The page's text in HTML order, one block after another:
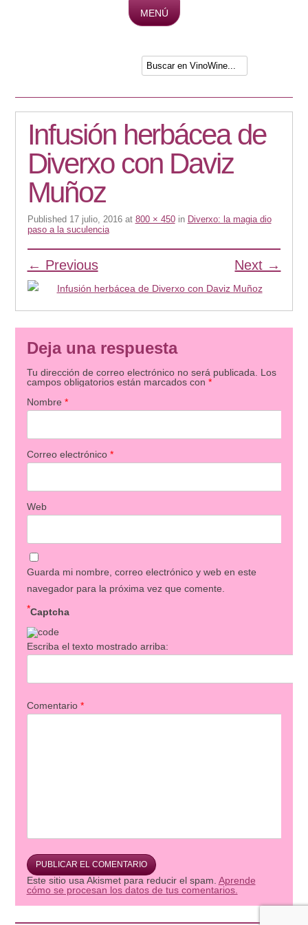
MENÚ
Infusión herbácea de
Diverxo con Daviz
Muñoz
Published 17 julio, 2016at 800 × 450in Diverxo: la magia dio
paso a la suculencia
← Previous Next →
Deja una respuesta
Tu dirección de correo electrónico no será publicada. Los
campos obligatorios están marcados con *
Nombre *
Correo electrónico *
Web
Guarda mi nombre, correo electrónico y web en este
navegador para la próxima vez que comente.
Captcha
*
Escriba el texto mostrado arriba:
Comentario *
Este sitio usa Akismet para reducir el spam. Aprende
cómo se procesan los datos de tus comentarios.